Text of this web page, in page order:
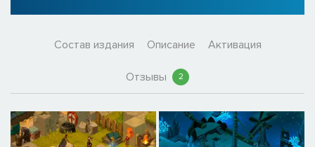
Состав издания Описание Активация
Отзывы 2